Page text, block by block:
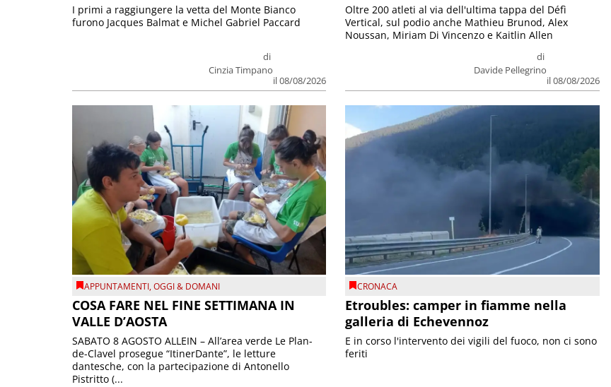
di
Cinzia Timpano
il 08/08/2026
I primi a raggiungere la vetta del Monte Bianco
furono Jacques Balmat e Michel Gabriel Paccard
di
Davide Pellegrino
il 08/08/2026
Oltre 200 atleti al via dell'ultima tappa del Défì
Vertical, sul podio anche Mathieu Brunod, Alex
Noussan, Miriam Di Vincenzo e Kaitlin Allen
APPUNTAMENTI,OGGI & DOMANI
COSA FARE NEL FINE SETTIMANA IN
VALLE D’AOSTA
SABATO 8 AGOSTO ALLEIN – All’area verde Le Plan-
de-Clavel prosegue “ItinerDante”, le letture
dantesche, con la partecipazione di Antonello
Pistritto (...
CRONACA
Etroubles: camper in fiamme nella
galleria di Echevennoz
E in corso l'intervento dei vigili del fuoco, non ci sono
feriti